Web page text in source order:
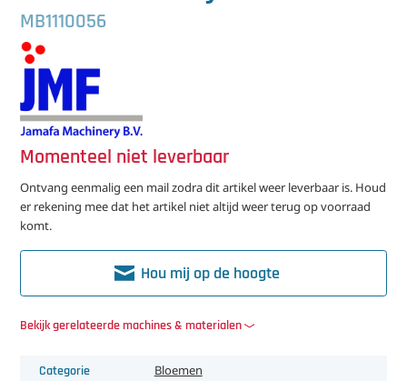
Koeling
Ontvochtiging
Reinigingsmachines
Sorteermachines
Teeltbenodigdheden
Teeltwisseling
MB1110056
Momenteel niet leverbaar
Ontvang eenmalig een mail zodra dit artikel weer leverbaar is. Houd
er rekening mee dat het artikel niet altijd weer terug op voorraad
komt.
Hou mij op de hoogte
Bekijk gerelateerde machines & materialen
Categorie Bloemen